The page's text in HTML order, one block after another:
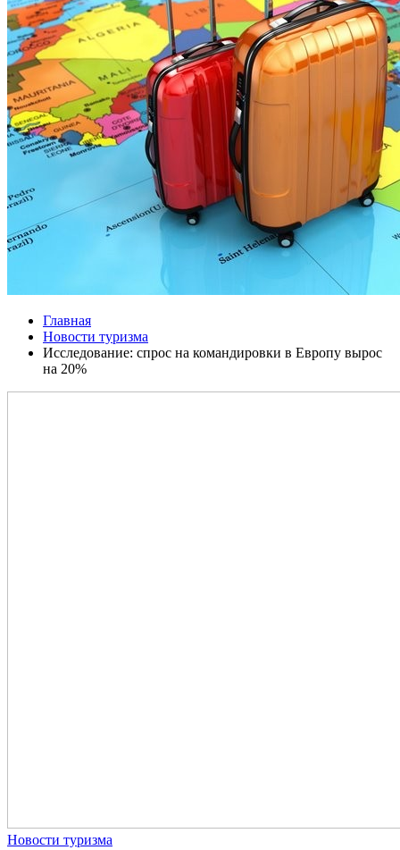
Главная
Новости туризма
Исследование: спрос на командировки в Европу вырос
на 20%
Новости туризма